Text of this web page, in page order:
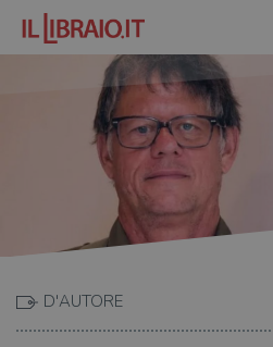
D'AUTORE